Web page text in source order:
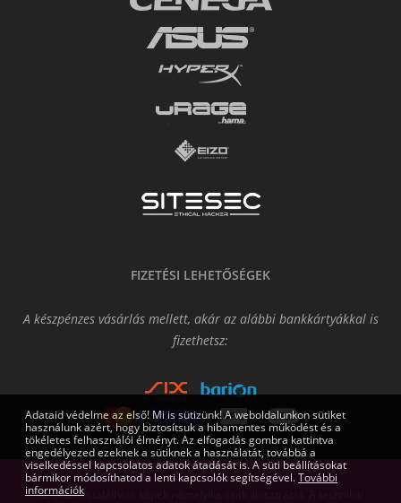
FIZETÉSI LEHETŐSÉGEK
A készpénzes vásárlás mellett, akár az alábbi bankkártyákkal is
fizethetsz:
Az oldalon található képek némelyike csak illusztráció. A technikai
Adataid védelme az első! Mi is sütizünk! A weboldalunkon sütiket
használunk azért, hogy biztosítsuk a hibamentes működést és a
tökéletes felhasználói élményt. Az elfogadás gombra kattintva
engedélyezed ezeknek a sütiknek a használatát, továbbá a
viselkedéssel kapcsolatos adatok átadását is. A süti beállításokat
bármikor módosíthatod a lenti kapcsolók segítségével.További
információk